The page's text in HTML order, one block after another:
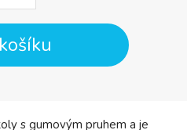
s gumovým pruhem a je